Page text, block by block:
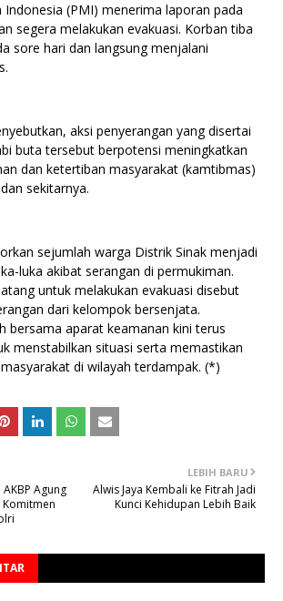
Indonesia (PMI) menerima laporan pada
segera melakukan evakuasi. Korban tiba
sore hari dan langsung menjalani
aksi penyerangan yang disertai
buta tersebut berpotensi meningkatkan
dan ketertiban masyarakat (kamtibmas)
sekitarnya.
sejumlah warga Distrik Sinak menjadi
luka akibat serangan di permukiman.
untuk melakukan evakuasi disebut
dari kelompok bersenjata.
bersama aparat keamanan kini terus
menstabilkan situasi serta memastikan
di wilayah terdampak. (*)
LEBIH BARU
Alwis Jaya Kembali ke Fitrah Jadi
Kunci Kehidupan Lebih Baik
Agung